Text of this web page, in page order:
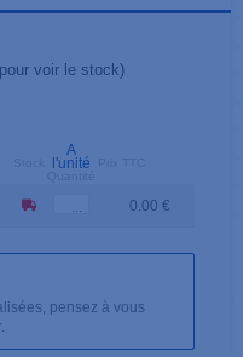
voir le stock)
A
l'unité
0.00 €
pensez à vous